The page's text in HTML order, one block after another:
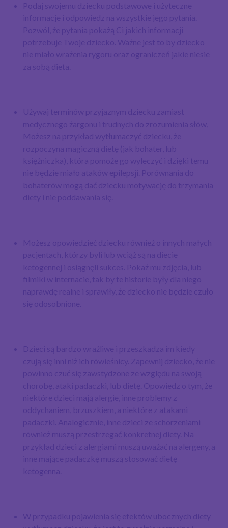
Podaj swojemu dziecku podstawowe i użyteczne
informacje i odpowiedz na wszystkie jego pytania.
Pozwól, że pytania pokażą Ci jakich informacji
potrzebuje Twoje dziecko. Ważne jest to by dziecko
nie miało wrażenia rygoru oraz ograniczeń jakie niesie
za sobą dieta.
Używaj terminów przyjaznym dziecku zamiast
medycznego żargonu i trudnych do zrozumienia słów,
Możesz na przykład wytłumaczyć dziecku, że
rozpoczyna magiczną dietę (jak bohater, lub
księżniczka), która pomoże go wyleczyć i dzięki temu
nie będzie miało ataków epilepsji. Porównania do
bohaterów mogą dać dziecku motywację do trzymania
diety i nie poddawania się.
Możesz opowiedzieć dziecku również o innych małych
pacjentach, którzy byli lub wciąż są na diecie
ketogennej i osiągnęli sukces. Pokaż mu zdjęcia, lub
filmiki w internacie, tak by te historie były dla niego
naprawdę realne i sprawiły, że dziecko nie będzie czuło
się odosobnione.
Dzieci są bardzo wrażliwe i przeszkadza im kiedy
czują się inni niż ich rówieśnicy. Zapewnij dziecko, że nie
powinno czuć się zawstydzone ze względu na swoją
chorobę, ataki padaczki, lub dietę. Opowiedz o tym, że
niektóre dzieci mają alergie, inne problemy z
oddychaniem, brzuszkiem, a niektóre z atakami
padaczki. Analogicznie, inne dzieci ze schorzeniami
również muszą przestrzegać konkretnej diety. Na
przykład dzieci z alergiami muszą uważać na alergeny, a
inne mające padaczkę muszą stosować dietę
ketogenna.
W przypadku pojawienia się efektów ubocznych diety